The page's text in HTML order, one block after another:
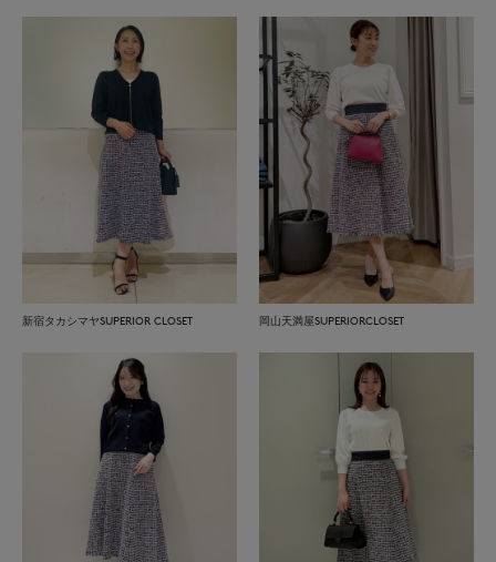
新宿タカシマヤSUPERIOR CLOSET 岡山天満屋SUPERIORCLOSET